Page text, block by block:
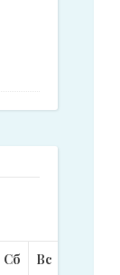
Сб Вс